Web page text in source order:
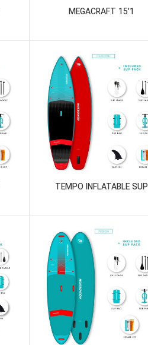
MEGACRAFT 15’1
TEMPO INFLATABLE SUP